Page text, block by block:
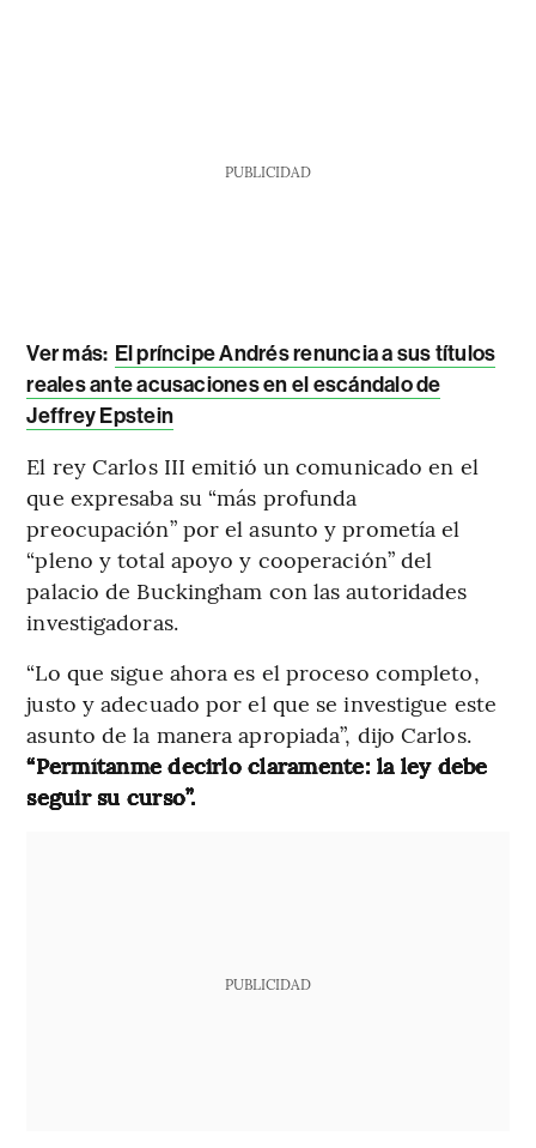
PUBLICIDAD
Ver más: El príncipe Andrés renuncia a sus títulos
reales ante acusaciones en el escándalo de
Jeffrey Epstein
El rey Carlos III emitió un comunicado en el
que expresaba su “más profunda
preocupación” por el asunto y prometía el
“pleno y total apoyo y cooperación” del
palacio de Buckingham con las autoridades
investigadoras.
“Lo que sigue ahora es el proceso completo,
justo y adecuado por el que se investigue este
asunto de la manera apropiada”, dijo Carlos.
“Permítanme decirlo claramente: la ley debe
seguir su curso”.
PUBLICIDAD